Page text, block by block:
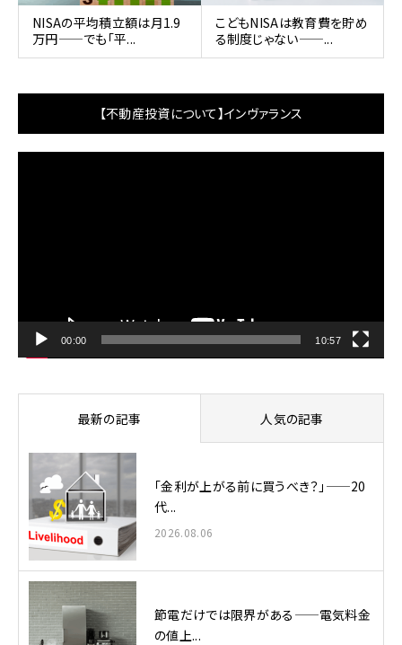
NISAの平均積立額は月1.9
万円——でも「平...
こどもNISAは教育費を貯め
る制度じゃない——...
【不動産投資について】インヴァランス
00:00 10:57
最新の記事 人気の記事
「金利が上がる前に買うべき？」——20
代...
2026.08.06
節電だけでは限界がある——電気料金
の値上...